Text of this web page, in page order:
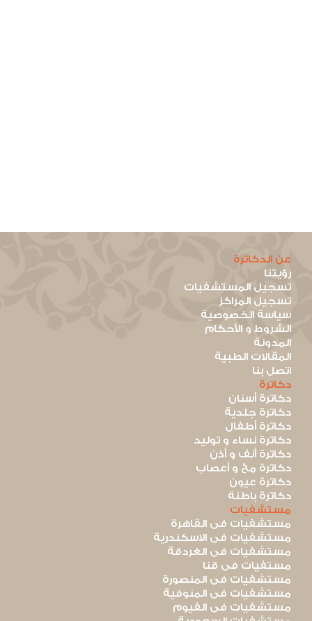
عن الدكاترة
رؤيتنا
تسجيل المستشفيات
تسجيل المراكز
سياسة الخصوصية
الشروط و الأحكام
المدونة
المقالات الطبية
اتصل بنا
دكاترة
دكاترة أسنان
دكاترة جلدية
دكاترة أطفال
دكاترة نساء و توليد
دكاترة أنف و أذن
دكاترة مخ و أعصاب
دكاترة عيون
دكاترة باطنة
مستشفيات
مستشفيات فى القاهرة
مستشفيات فى الاسكندرية
مستشفيات فى الغردقة
مستفيات فى قنا
مستشفيات فى المنصورة
مستشفيات فى المنوفية
مستشفيات فى الفيوم